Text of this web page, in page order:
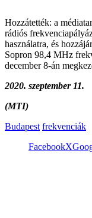
Hozzátették: a
rádiós
használatra, és
Sopron 98,4 MHz
december 8-án
2020. szeptember 11.
(MTI)
Budapest frekvenciák
FacebookX